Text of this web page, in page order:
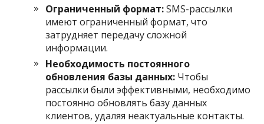
Ограниченный формат:SMS-рассылки
имеют ограниченный формат, что
затрудняет передачу сложной
информации.
Необходимость постоянного
обновления базы данных: Чтобы
рассылки были эффективными, необходимо
постоянно обновлять базу данных
клиентов, удаляя неактуальные контакты.